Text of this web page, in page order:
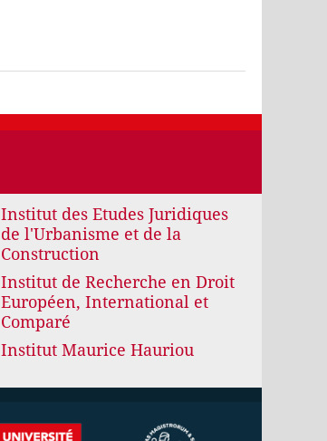
Institut des Etudes Juridiques
de l'Urbanisme et de la
Construction
Institut de Recherche en Droit
Européen, International et
Comparé
Institut Maurice Hauriou